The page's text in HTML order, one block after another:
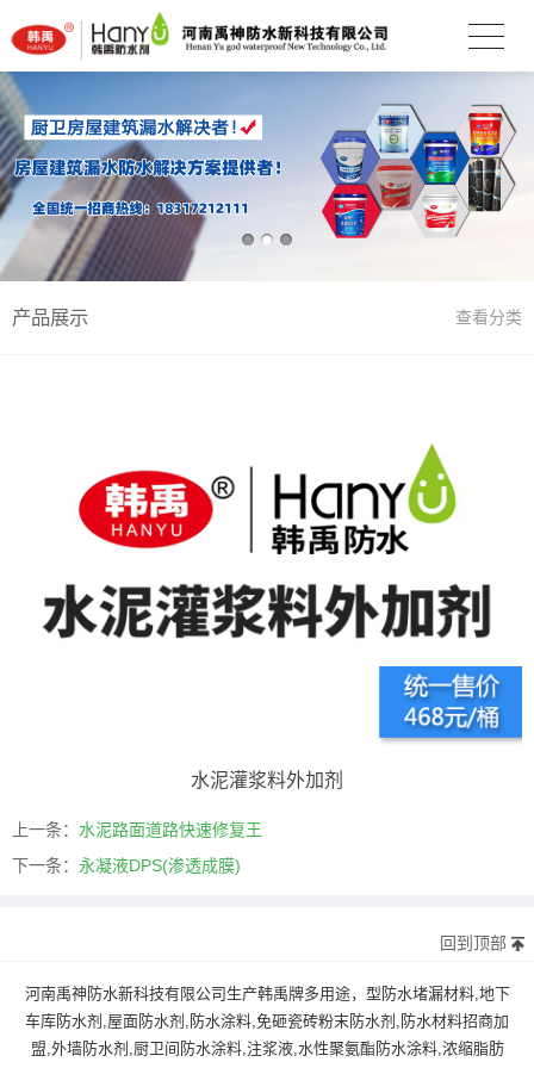
产品展示 查看分类
水泥灌浆料外加剂
上一条： 水泥路面道路快速修复王
下一条： 永凝液DPS(渗透成膜)
回到顶部
河南禹神防水新科技有限公司生产韩禹牌多用途，型防水堵漏材料,地下
车库防水剂,屋面防水剂,防水涂料,免砸瓷砖粉末防水剂,防水材料招商加
盟,外墙防水剂,厨卫间防水涂料,注浆液,水性聚氨酯防水涂料,浓缩脂肪